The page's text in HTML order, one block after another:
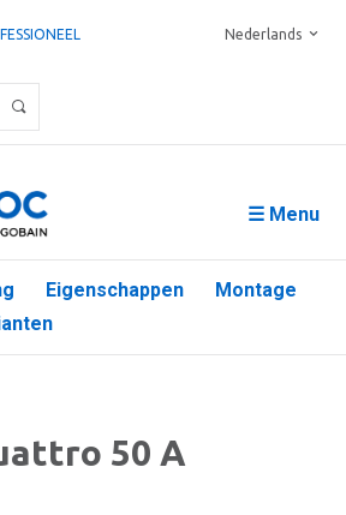
Nederlands
☰ Menu
Eigenschappen
Montage
50 A